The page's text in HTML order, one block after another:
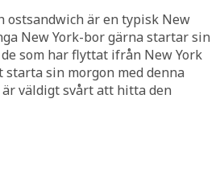
ostsandwich är en typisk New
New York-bor gärna startar sin
som har flyttat ifrån New York
sin morgon med denna
väldigt svårt att hitta den